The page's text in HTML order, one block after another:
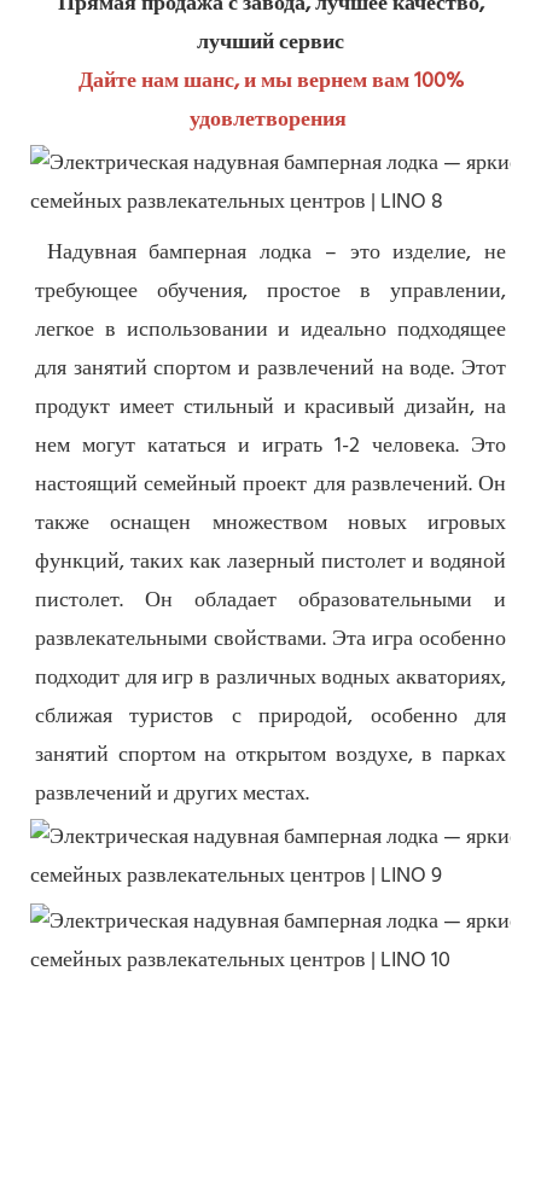
лучший сервис
Дайте нам шанс, и мы вернем вам 100%
удовлетворения
Надувная бамперная лодка – это изделие, не
требующее обучения, простое в управлении,
легкое в использовании и идеально подходящее
для занятий спортом и развлечений на воде. Этот
продукт имеет стильный и красивый дизайн, на
нем могут кататься и играть 1-2 человека. Это
настоящий семейный проект для развлечений. Он
также оснащен множеством новых игровых
функций, таких как лазерный пистолет и водяной
пистолет. Он обладает образовательными и
развлекательными свойствами. Эта игра особенно
подходит для игр в различных водных акваториях,
сближая туристов с природой, особенно для
занятий спортом на открытом воздухе, в парках
развлечений и других местах.